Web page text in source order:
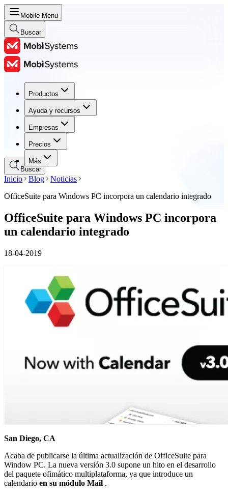
Mobile Menu
Buscar
Productos
Ayuda y recursos
Empresas
Precios
Más
Productos
Ayuda y recursos
Empresas
Precios
Buscar
Inicio Blog
Noticias
OfficeSuite para Windows PC incorpora un calendario integrado
OfficeSuite para Windows PC incorpora
un calendario integrado
18-04-2019
San Diego, CA
Acaba de publicarse la última actualización de OfficeSuite para
Window PC. La nueva versión 3.0 supone un hito en el desarrollo
del paquete ofimático multiplataforma, ya que introduce un
calendario en su módulo Mail .